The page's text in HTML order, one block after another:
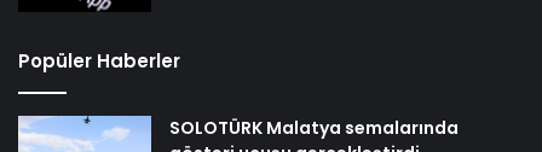
Popüler Haberler
SOLOTÜRK Malatya semalarında